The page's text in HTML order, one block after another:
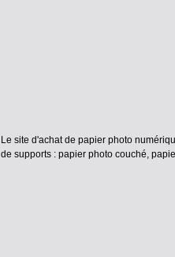
Le site d'achat de papier photo
de supports : papier photo couché,